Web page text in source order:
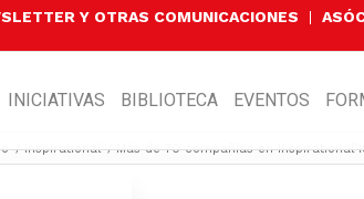
Y OTRAS COMUNICACIONES
INICIATIVAS BIBLIOTECA EVENTOS
/ Inspirational / Más de 70 compañías en